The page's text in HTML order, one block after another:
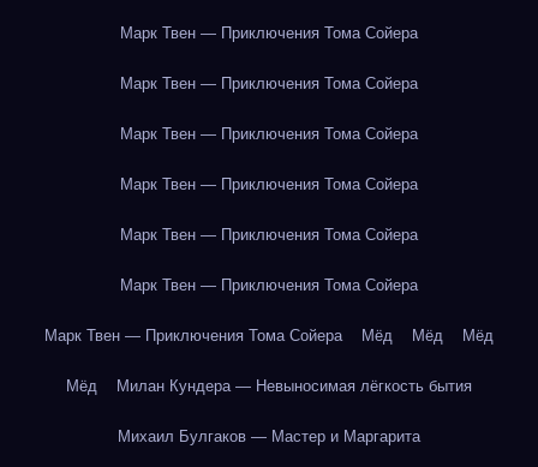
Марк Твен — Приключения Тома Сойера
Марк Твен — Приключения Тома Сойера
Марк Твен — Приключения Тома Сойера
Марк Твен — Приключения Тома Сойера
Марк Твен — Приключения Тома Сойера
Марк Твен — Приключения Тома Сойера
Марк Твен — Приключения Тома Сойера Мёд Мёд Мёд
Мёд Милан Кундера — Невыносимая лёгкость бытия
Михаил Булгаков — Мастер и Маргарита